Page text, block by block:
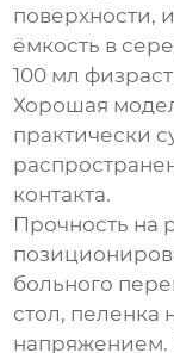
поверхности,
ёмкость в
100 мл
Хорошая
практически
контакта.
Прочность на
больного
стол, пеленка
напряжением.